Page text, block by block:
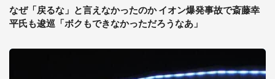
なぜ「戻るな」と言えなかったのか イオン爆発事故で斎藤幸
平氏も逡巡「ボクもできなかっただろうなあ」